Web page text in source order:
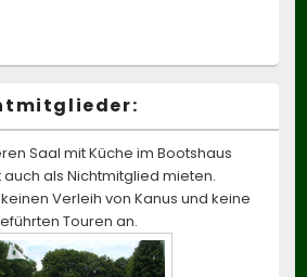
Saal mit Küche im Bootshaus
als Nichtmitglied mieten.
Verleih von Kanus und keine
Touren an.